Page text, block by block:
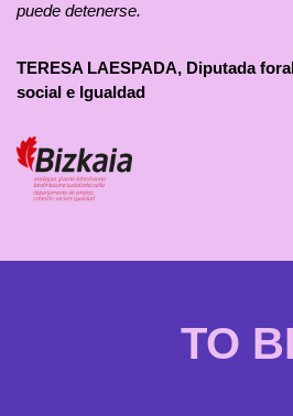
puede detenerse.
TERESA LAESPADA, Diputada
social e Igualdad
TO